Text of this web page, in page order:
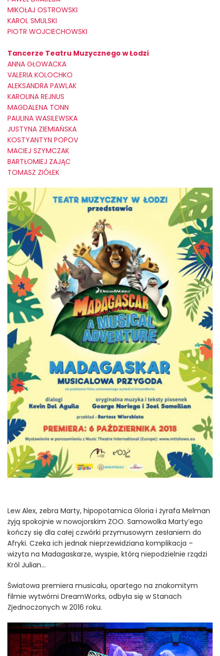
MIKOŁAJ OSTROWSKI
KAROL SMULSKI
PIOTR WOJCIECHOWSKI
Tancerze Teatru Muzycznego w Łodzi
ANNA GŁOWACKA
VALERIA KOLOCHKO
ALEKSANDRA PAWLAK
KAROLINA REJNUS
MAGDALENA TONN
PAULINA WASILEWSKA
JUSTYNA ZIEMIAŃSKA
KOSTYANTYN POPOV
MACIEJ SZYMCZAK
BARTŁOMIEJ ZAJĄC
TOMASZ ZIÓŁEK
Lew Alex, zebra Marty, hipopotamica Gloria i żyrafa Melman
żyją spokojnie w nowojorskim ZOO. Samowolka Marty’ego
kończy się dla całej czwórki przymusowym zesłaniem do
Afryki. Czeka ich jednak nieprzewidziana komplikacja –
wizyta na Madagaskarze, wyspie, którą niepodzielnie rządzi
Król Julian…
Światowa premiera musicalu, opartego na znakomitym
filmie wytwórni DreamWorks, odbyła się w Stanach
Zjednoczonych w 2016 roku.